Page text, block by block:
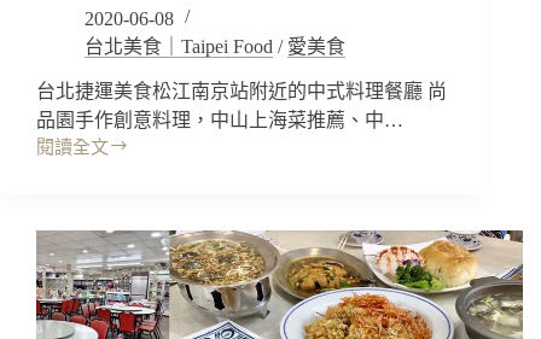
洲
桌
菜
蘆
洲
合
菜
推
2020-06-08
台北美食｜Taipei Food / 愛美食
台北捷運美食松江南京站附近的中式料理餐廳 尚
品園手作創意料理，中山上海菜推薦、中…
閱讀全文
台
食
｜
尚
品
園